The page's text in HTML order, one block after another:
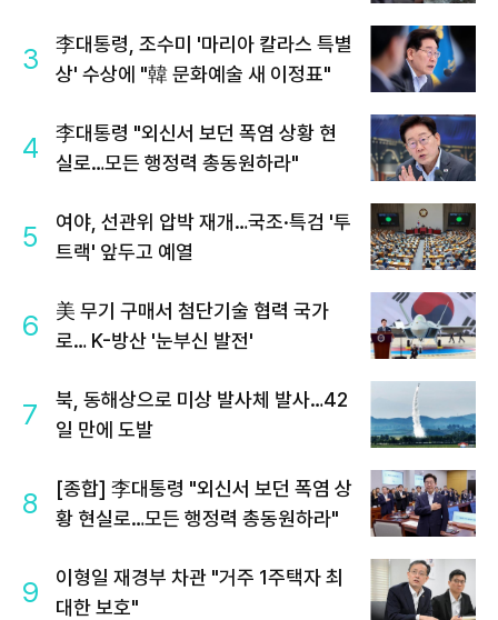
3
李대통령, 조수미 '마리아 칼라스 특별
상' 수상에 "韓 문화예술 새 이정표"
4
李대통령 "외신서 보던 폭염 상황 현
실로…모든 행정력 총동원하라"
5
여야, 선관위 압박 재개…국조·특검 '투
트랙' 앞두고 예열
6
美 무기 구매서 첨단기술 협력 국가
로… K-방산 '눈부신 발전'
7
북, 동해상으로 미상 발사체 발사…42
일 만에 도발
8
[종합] 李대통령 "외신서 보던 폭염 상
황 현실로…모든 행정력 총동원하라"
9
이형일 재경부 차관 "거주 1주택자 최
대한 보호"